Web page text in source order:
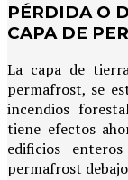
PÉRDIDA O
CAPA DE
La capa de
permafrost, se
incendios
tiene efectos
edificios
permafrost